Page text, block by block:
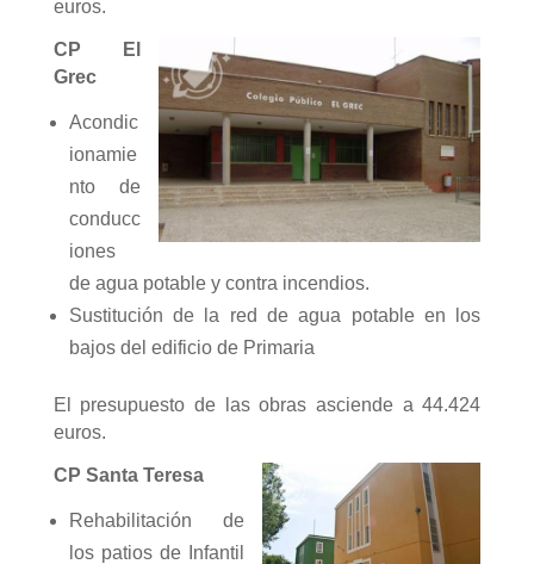
euros.
CP El
Grec
Acondic
ionamie
nto de
conducc
iones
de agua potable y contra incendios.
Sustitución de la red de agua potable en los
bajos del edificio de Primaria
El presupuesto de las obras asciende a 44.424
euros.
CP Santa Teresa
Rehabilitación de
los patios de Infantil